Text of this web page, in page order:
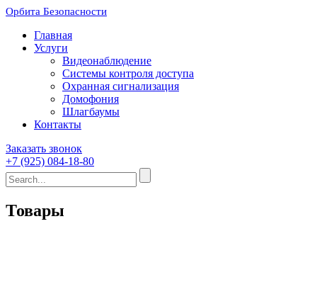
Орбита Безопасности
Главная
Услуги
Видеонаблюдение
Системы контроля доступа
Охранная сигнализация
Домофония
Шлагбаумы
Контакты
Заказать звонок
+7 (925) 084-18-80
Товары